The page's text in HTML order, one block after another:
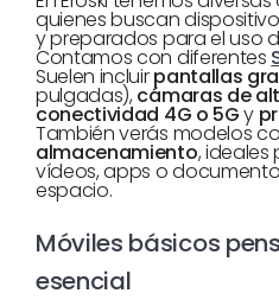
quienes buscan
y preparados para el uso
Contamos con diferentes
Suelen incluirpantallas
pulgadas), cámaras de
conectividad 4G o 5Gy
También verás modelos
almacenamiento,
vídeos, apps o
espacio.
Móviles básicos
esencial